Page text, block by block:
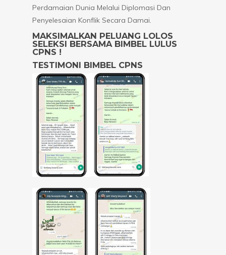
Perdamaian Dunia Melalui Diplomasi Dan
Penyelesaian Konflik Secara Damai.
MAKSIMALKAN PELUANG LOLOS
SELEKSI BERSAMA BIMBEL LULUS
CPNS !
TESTIMONI BIMBEL CPNS